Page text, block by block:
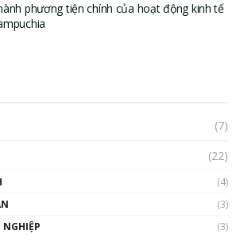
phương tiện chính của hoạt động kinh tế
(7)
(22)
(4)
(3)
(3)